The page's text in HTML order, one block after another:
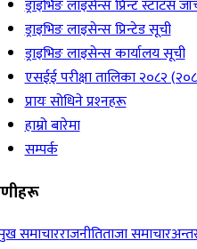
ड्राइभिङ लाइसेन्स प्रिन्ट स्टाटस
ड्राइभिङ लाइसेन्स प्रिन्टेड सूची
ड्राइभिङ लाइसेन्स कार्यालय सूची
एसईई परीक्षा तालिका २०८२
प्रायः सोधिने प्रश्‍नहरू
हाम्रो बारेमा
सम्पर्क
समाचारराजनीतिताजा समाचार